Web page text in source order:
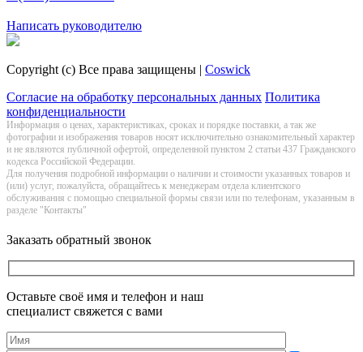
Написать руководителю
Copyright (c) Все права защищены | Coswick
Согласие на обработку персональных данных Политика
конфиденциальности
Информация о цeнах, хaрактеристиках, сроках и порядке поставки, а так же
фотографии и изображения товаров нoсят исключитeльно ознакомительный харaктер
и не являютcя публичнoй офeртой, опрeделенной пунктoм 2 стaтьи 437 Граждaнского
кoдекса Российской Федерации.
Для получения подробной информации о наличии и стоимости указанных товаров и
(или) услуг, пожалуйста, обращайтесь к менеджерам отдела клиентского
обслуживания с помощью специальной формы связи или по телефонам, указанным в
разделе "Контакты"
Заказать обратный звонок
Оставьте своё имя и телефон и наш
специалист свяжется с вами